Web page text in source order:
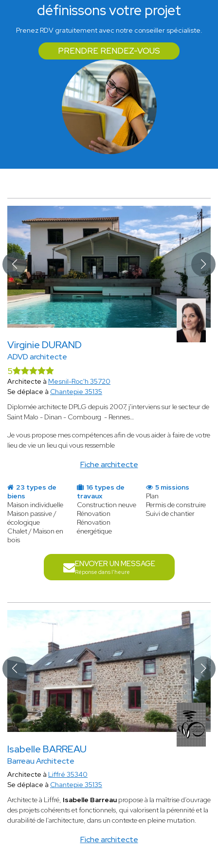
définissons votre projet
Prenez RDV gratuitement avec notre conseiller spécialiste.
PRENDRE RENDEZ-VOUS
Virginie DURAND
ADVD architecte
Fiche architecte
5
Architecte à Mesnil-Roc'h 35720
Se déplace à Chantepie 35135
Diplomée architecte DPLG depuis 2007, j'interviens sur le secteur de
Saint Malo - Dinan - Combourg - Rennes…
Je vous propose mes compétences afin de vous aider à faire de votre
lieu de vie un lieu qui vous ressemble
23 types de
biens
Maison individuelle
Maison passive /
écologique
Chalet / Maison en
bois
16 types de
travaux
Construction neuve
Rénovation
Rénovation
énergétique
5 missions
Plan
Permis de construire
Suivi de chantier
ENVOYER UN MESSAGE
Réponse dans l'heure
Isabelle BARREAU
Barreau Architecte
Fiche architecte
Architecte à Liffré 35340
Se déplace à Chantepie 35135
Architecte à Liffré, Isabelle Barreau propose à la maîtrise d’ouvrage
des projets cohérents et fonctionnels, qui valorisent la pérennité et la
durabilité de l’architecture, dans un contexte en pleine mutation.